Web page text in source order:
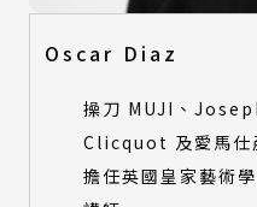
Oscar Diaz
操刀 MUJI、
Clicquot 及愛馬仕
擔任英國皇家藝術